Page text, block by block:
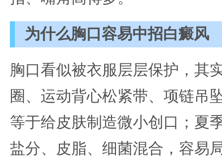
为什么胸口容易中招白癜风
胸口看似被衣服层层保护，其
圈、运动背心松紧带、项链吊
等于给皮肤制造微小创口；夏
盐分、皮脂、细菌混合，容易